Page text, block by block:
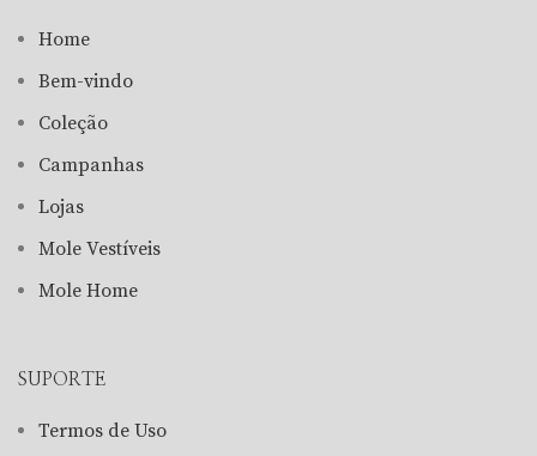
Home
Bem-vindo
Coleção
Campanhas
Lojas
Mole Vestíveis
Mole Home
SUPORTE
Termos de Uso